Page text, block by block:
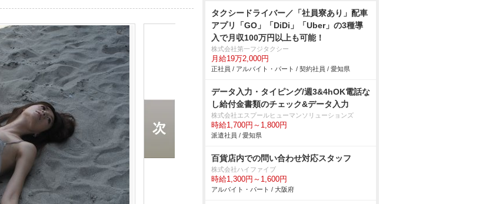
タクシードライバー／「社員寮あり」配車
アプリ「GO」「DiDi」「Uber」の3種導
入で月収100万円以上も可能！
株式会社第一フジタクシー
月給19万2,000円
正社員 / アルバイト・パート / 契約社員 / 愛知県
データ入力・タイピング/週3&4hOK電話な
し給付金書類のチェック&データ入力
株式会社エスプールヒューマンソリューションズ
時給1,700円～1,800円
派遣社員 / 愛知県
百貨店内での問い合わせ対応スタッフ
株式会社ハイファイブ
時給1,300円～1,600円
アルバイト・パート / 大阪府